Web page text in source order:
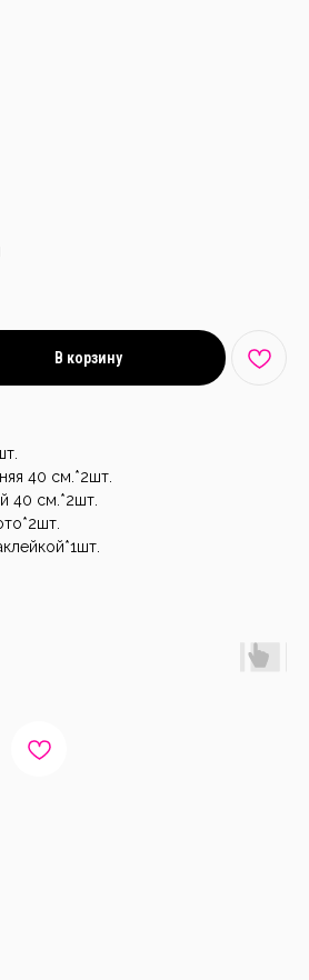
В корзину
40 см.*2шт.
40 см.*2шт.